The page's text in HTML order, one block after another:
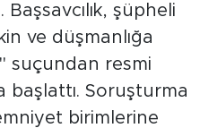
şüpheli
ve düşmanlığa
suçundan resmi
başlattı. Soruşturma
birimlerine